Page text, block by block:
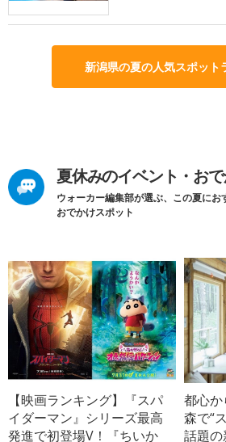
新潟県の夏の人気スポット
夏休みのイベント・お
ウォーカー編集部が選ぶ、この夏にお
おでかけスポット
【映画ランキング】『スパ
イダーマン』シリーズ最高
発進で初登場V！『ちいか
都心
森で“
話題